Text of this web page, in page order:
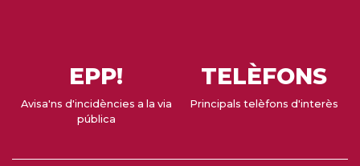
EPP!
Avisa'ns d'incidències a la via
pública
TELÈFONS
Principals telèfons d'interès